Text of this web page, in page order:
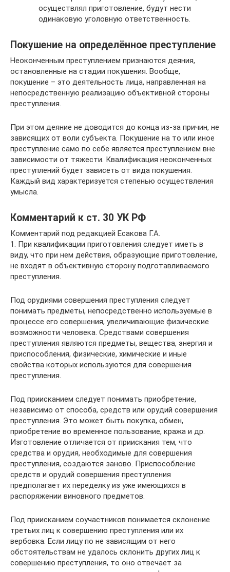
осуществлял приготовление, будут нести
одинаковую уголовную ответственность.
Покушение на определённое преступление
Неоконченным преступлением признаются деяния,
остановленные на стадии покушения. Вообще,
покушение – это деятельность лица, направленная на
непосредственную реализацию объективной стороны
преступления.
При этом деяние не доводится до конца из-за причин, не
зависящих от воли субъекта. Покушение на то или иное
преступление само по себе является преступлением вне
зависимости от тяжести. Квалификация неоконченных
преступлений будет зависеть от вида покушения.
Каждый вид характеризуется степенью осуществления
умысла.
Комментарий к ст. 30 УК РФ
Комментарий под редакцией Есакова Г.А.
1. При квалификации приготовления следует иметь в
виду, что при нем действия, образующие приготовление,
не входят в объективную сторону подготавливаемого
преступления.
Под орудиями совершения преступления следует
понимать предметы, непосредственно используемые в
процессе его совершения, увеличивающие физические
возможности человека. Средствами совершения
преступления являются предметы, вещества, энергия и
приспособления, физические, химические и иные
свойства которых используются для совершения
преступления.
Под приисканием следует понимать приобретение,
независимо от способа, средств или орудий совершения
преступления. Это может быть покупка, обмен,
приобретение во временное пользование, кража и др.
Изготовление отличается от приискания тем, что
средства и орудия, необходимые для совершения
преступления, создаются заново. Приспособление
средств и орудий совершения преступления
предполагает их переделку из уже имеющихся в
распоряжении виновного предметов.
Под приисканием соучастников понимается склонение
третьих лиц к совершению преступления или их
вербовка. Если лицу по не зависящим от него
обстоятельствам не удалось склонить других лиц к
совершению преступления, то оно отвечает за